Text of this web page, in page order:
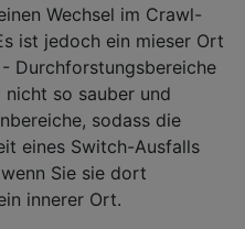
Wechsel im Crawl-
ist jedoch ein mieser Ort
Durchforstungsbereiche
nicht so sauber und
sodass die
eines Switch-Ausfalls
Sie sie dort
innerer Ort.